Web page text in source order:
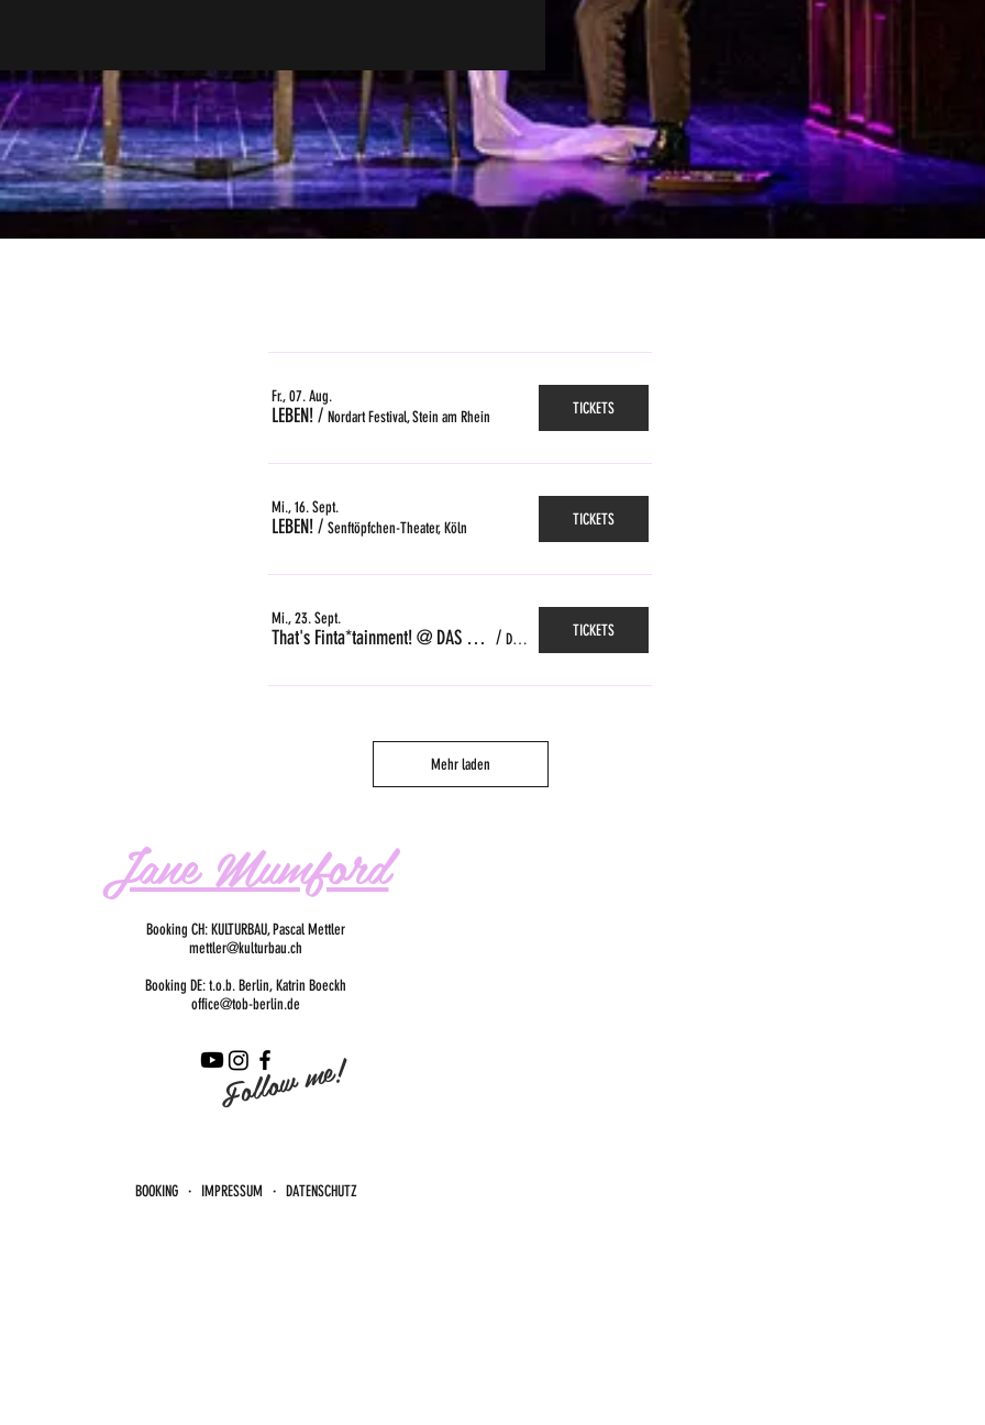
Fr., 07. Aug.
LEBEN!/ Nordart Festival, Stein am Rhein TICKETS
Mi., 16. Sept.
LEBEN!/ Senftöpfchen-Theater, Köln TICKETS
Mi., 23. Sept.
That's Finta*tainment! @ DAS GLEIS, Zürich / Das Gleis, Zürich TICKETS
Mehr laden
Jane Mumford
Booking CH: KULTURBAU, Pascal Mettler
mettler@kulturbau.ch
Booking DE: t.o.b. Berlin, Katrin Boeckh
office@tob-berlin.de
Follow me!
BOOKING · IMPRESSUM · DATENSCHUTZ